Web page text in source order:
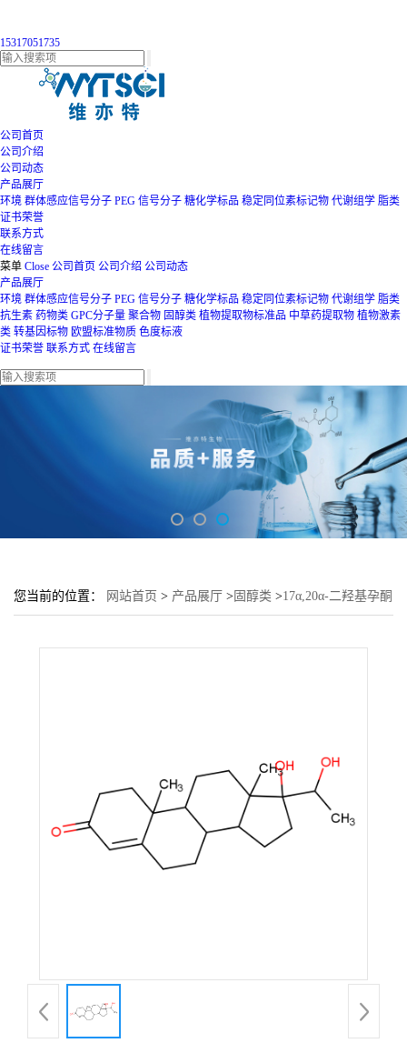
15317051735
公司首页
公司介绍
公司动态
产品展厅
环境 群体感应信号分子 PEG 信号分子 糖化学标品 稳定同位素标记物 代谢组学 脂类
证书荣誉
联系方式
在线留言
菜单 Close 公司首页 公司介绍 公司动态
产品展厅
环境 群体感应信号分子 PEG 信号分子 糖化学标品 稳定同位素标记物 代谢组学 脂类
抗生素 药物类 GPC分子量 聚合物 固醇类 植物提取物标准品 中草药提取物 植物激素
类 转基因标物 欧盟标准物质 色度标液
证书荣誉 联系方式 在线留言
您当前的位置： 网站首页 > 产品展厅 > 固醇类 >17α,20α-二羟基孕酮